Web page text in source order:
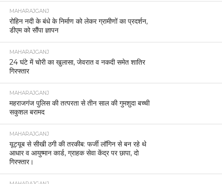
MAHARAJGANJ
रोहिन नदी के बंधे के निर्माण को लेकर ग्रामीणों का प्रदर्शन,
डीएम को सौंपा ज्ञापन
MAHARAJGANJ
24 घंटे में चोरी का खुलासा, जेवरात व नकदी समेत शातिर
गिरफ्तार
MAHARAJGANJ
महराजगंज पुलिस की तत्परता से तीन साल की गुमशुदा बच्ची
सकुशल बरामद
MAHARAJGANJ
यूट्यूब से सीखी ठगी की तरकीब: फर्जी लॉगिन से बन रहे थे
आधार व आयुष्मान कार्ड, ग्राहक सेवा केंद्र पर छापा, दो
गिरफ्तार।